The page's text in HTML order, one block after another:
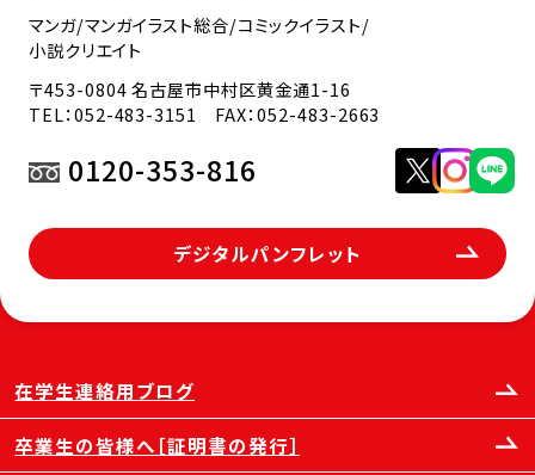
マンガ/マンガイラスト総合/コミックイラスト/
小説クリエイト
〒453-0804 名古屋市中村区黄金通1-16
TEL：052-483-3151 FAX：052-483-2663
0120-353-816
デジタルパンフレット
在学生連絡用ブログ
卒業生の皆様へ［証明書の発行］